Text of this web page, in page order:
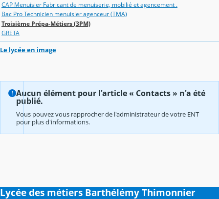
CAP Menuisier Fabricant de menuiserie, mobilié et agencement .
Bac Pro Technicien menuisier agenceur (TMA)
Troisième Prépa-Métiers (3PM)
GRETA
Le lycée en image
Aucun élément pour l'article « Contacts » n'a été
publié.
Vous pouvez vous rapprocher de l'administrateur de votre ENT
pour plus d'informations.
Lycée des métiers Barthélémy Thimonnier